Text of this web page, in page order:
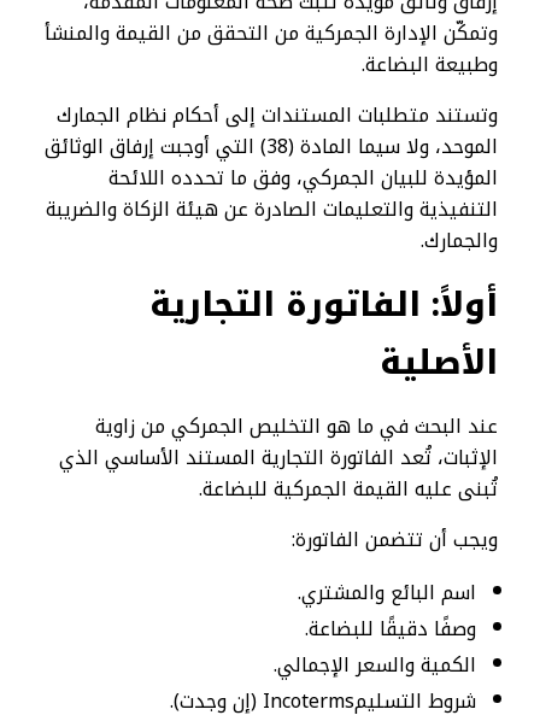
وتمكّن الإدارة الجمركية من التحقق من القيمة والمنشأ
وطبيعة البضاعة.
وتستند متطلبات المستندات إلى أحكام نظام الجمارك
الموحد، ولا سيما المادة (38) التي أوجبت إرفاق الوثائق
المؤيدة للبيان الجمركي، وفق ما تحدده اللائحة
التنفيذية والتعليمات الصادرة عن هيئة الزكاة والضريبة
والجمارك.
أولاً: الفاتورة التجارية
الأصلية
عند البحث في ما هو التخليص الجمركي من زاوية
الإثبات، تُعد الفاتورة التجارية المستند الأساسي الذي
تُبنى عليه القيمة الجمركية للبضاعة.
ويجب أن تتضمن الفاتورة:
اسم البائع والمشتري.
وصفًا دقيقًا للبضاعة.
الكمية والسعر الإجمالي.
شروط التسليمIncoterms (إن وجدت).